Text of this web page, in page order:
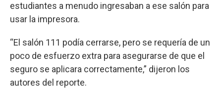
estudiantes a menudo ingresaban a ese salón para
usar la impresora.
“El salón 111 podía cerrarse, pero se requería de un
poco de esfuerzo extra para asegurarse de que el
seguro se aplicara correctamente,” dijeron los
autores del reporte.